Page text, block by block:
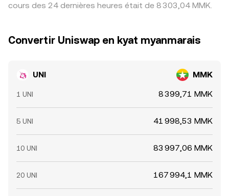
cours des 24 dernières heures était de 8 303,04 MMK.
Convertir Uniswap en kyat myanmarais
UNI MMK
1 UNI 8 399,71 MMK
5 UNI 41 998,53 MMK
10 UNI 83 997,06 MMK
20 UNI 167 994,1 MMK